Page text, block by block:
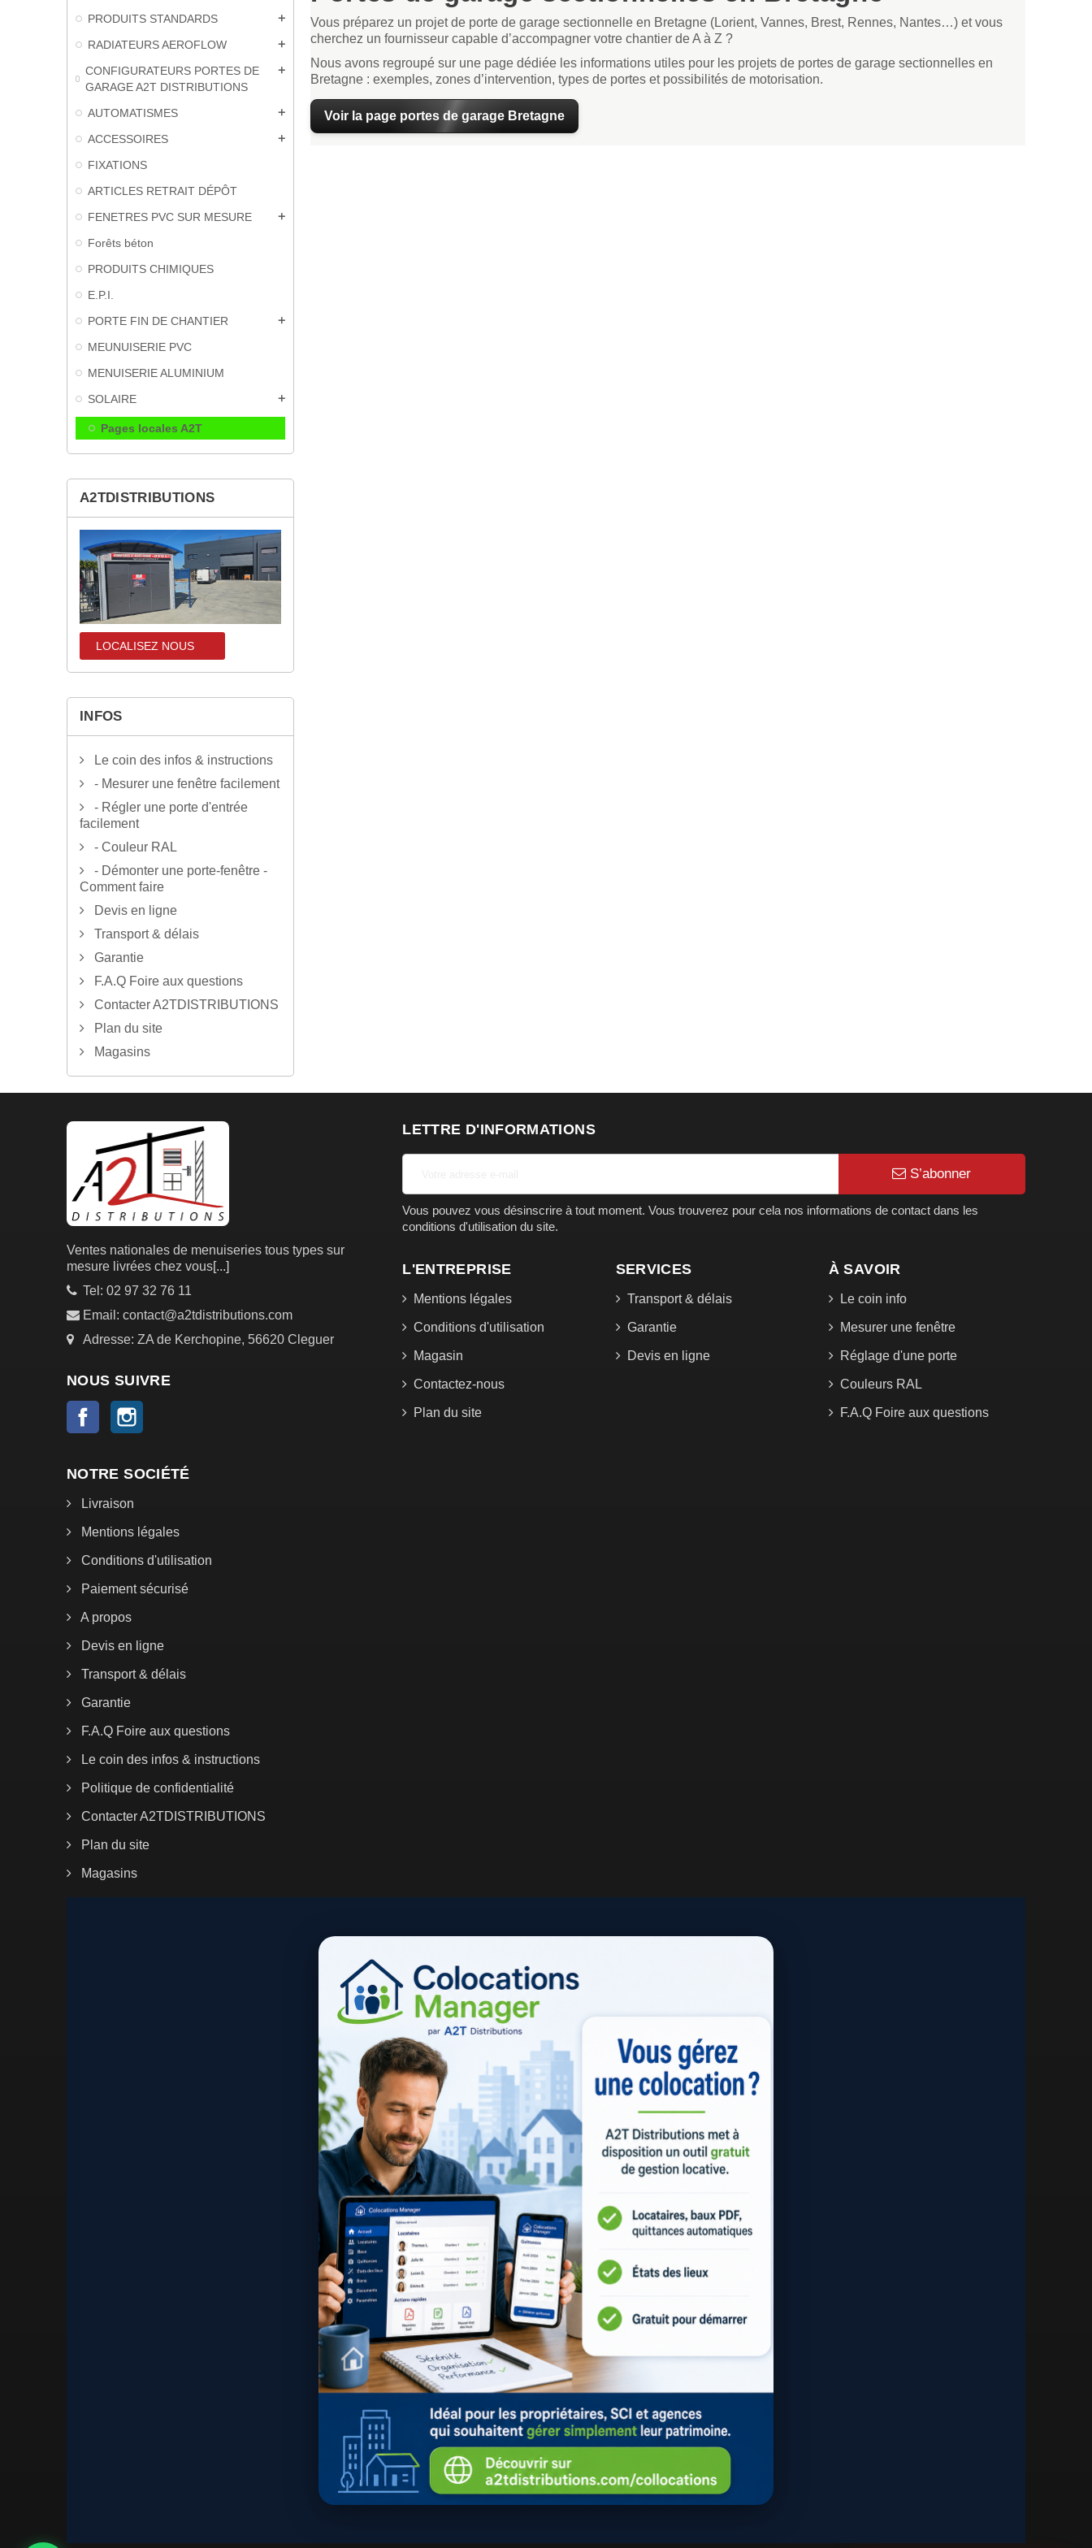
PRODUITS STANDARDS add
RADIATEURS AEROFLOW add
CONFIGURATEURS PORTES DE
GARAGE A2T DISTRIBUTIONS
add
AUTOMATISMES add
ACCESSOIRES add
FIXATIONS
ARTICLES RETRAIT DÉPÔT
FENETRES PVC SUR MESURE
add
Forêts béton
PRODUITS CHIMIQUES
E.P.I.
PORTE FIN DE CHANTIER
add
MEUNUISERIE PVC
MENUISERIE ALUMINIUM
SOLAIRE
add
Pages locales A2T
A2TDISTRIBUTIONS
LOCALISEZ NOUS
INFOS
Le coin des infos & instructions
- Mesurer une fenêtre facilement
- Régler une porte d'entrée
facilement
- Couleur RAL
- Démonter une porte-fenêtre -
Comment faire
Devis en ligne
Transport & délais
Garantie
F.A.Q Foire aux questions
Contacter A2TDISTRIBUTIONS
Plan du site
Magasins
Vous préparez un projet de porte de garage sectionnelle en Bretagne (Lorient, Vannes, Brest, Rennes, Nantes…) et vous
cherchez un fournisseur capable d’accompagner votre chantier de A à Z ?
Nous avons regroupé sur une page dédiée les informations utiles pour les projets de portes de garage sectionnelles en
Bretagne : exemples, zones d’intervention, types de portes et possibilités de motorisation.
Voir la page portes de garage Bretagne
Ventes nationales de menuiseries tous types sur
mesure livrées chez vous[...]
Tel: 02 97 32 76 11
Email: contact@a2tdistributions.com
Adresse: ZA de Kerchopine, 56620 Cleguer
NOUS SUIVRE
Facebook
LETTRE D'INFORMATIONS
S’abonner
Vous pouvez vous désinscrire à tout moment. Vous trouverez pour cela nos informations de contact dans les
conditions d'utilisation du site.
L'ENTREPRISE
Mentions légales
Conditions d'utilisation
Magasin
Contactez-nous
Plan du site
SERVICES
Transport & délais
Garantie
Devis en ligne
À SAVOIR
Le coin info
Mesurer une fenêtre
Réglage d'une porte
Couleurs RAL
F.A.Q Foire aux questions
NOTRE SOCIÉTÉ
Livraison
Mentions légales
Conditions d'utilisation
Paiement sécurisé
A propos
Devis en ligne
Transport & délais
Garantie
F.A.Q Foire aux questions
Le coin des infos & instructions
Politique de confidentialité
Contacter A2TDISTRIBUTIONS
Plan du site
Magasins